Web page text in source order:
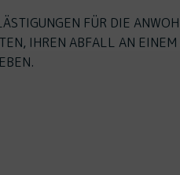
FÜR DIE
IHREN ABFALL AN